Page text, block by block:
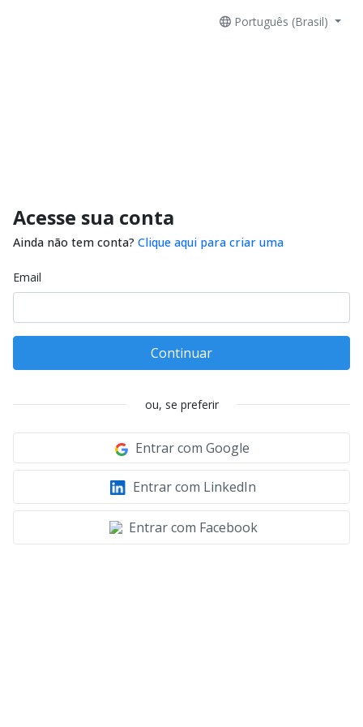
Português (Brasil)
Acesse sua conta
Ainda não tem conta? Clique aqui para criar uma
Email
Continuar
ou, se preferir
Entrar com Google
Entrar com LinkedIn
Entrar com Facebook